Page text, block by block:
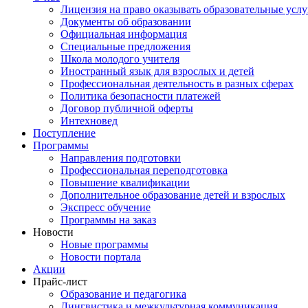
Лицензия на право оказывать образовательные
Документы об образовании
Официальная информация
Специальные предложения
Школа молодого учителя
Иностранный язык для взрослых и детей
Профессиональная деятельность в разных сферах
Политика безопасности платежей
Договор публичной оферты
Интехновед
Поступление
Программы
Направления подготовки
Профессиональная переподготовка
Повышение квалификации
Дополнительное образование детей и взрослых
Экспресс обучение
Программы на заказ
Новости
Новые программы
Новости портала
Акции
Прайс-лист
Образование и педагогика